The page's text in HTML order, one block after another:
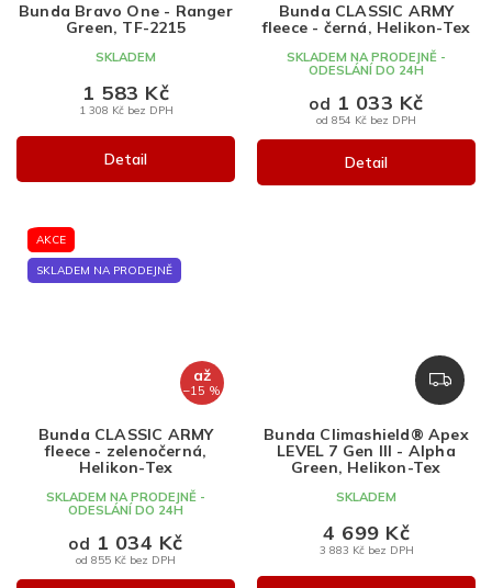
Bunda Bravo One - Ranger
Green, TF-2215
SKLADEM
1 308 Kč bez DPH
1 583 Kč
Detail
Bunda CLASSIC ARMY
fleece - černá, Helikon-Tex
SKLADEM NA PRODEJNĚ -
ODESLÁNÍ DO 24H
od 854 Kč bez DPH
od 1 033 Kč
Detail
AKCE
SKLADEM NA PRODEJNĚ
až
–15 %
Bunda CLASSIC ARMY
fleece - zelenočerná,
Helikon-Tex
SKLADEM NA PRODEJNĚ -
ODESLÁNÍ DO 24H
od 855 Kč bez DPH
od 1 034 Kč
Z
D
R
Bunda Climashield® Apex
LEVEL 7 Gen III - Alpha
Green, Helikon-Tex
SKLADEM
3 883 Kč bez DPH
4 699 Kč